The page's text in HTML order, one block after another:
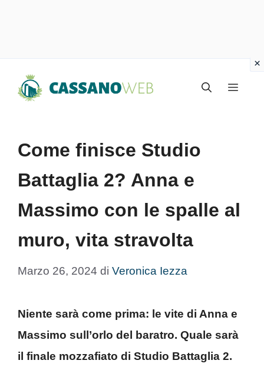
Menu
Come finisce Studio
Battaglia 2? Anna e
Massimo con le spalle al
muro, vita stravolta
Marzo 26, 2024 di Veronica Iezza
Niente sarà come prima: le vite di Anna e
Massimo sull’orlo del baratro. Quale sarà
il finale mozzafiato di Studio Battaglia 2.